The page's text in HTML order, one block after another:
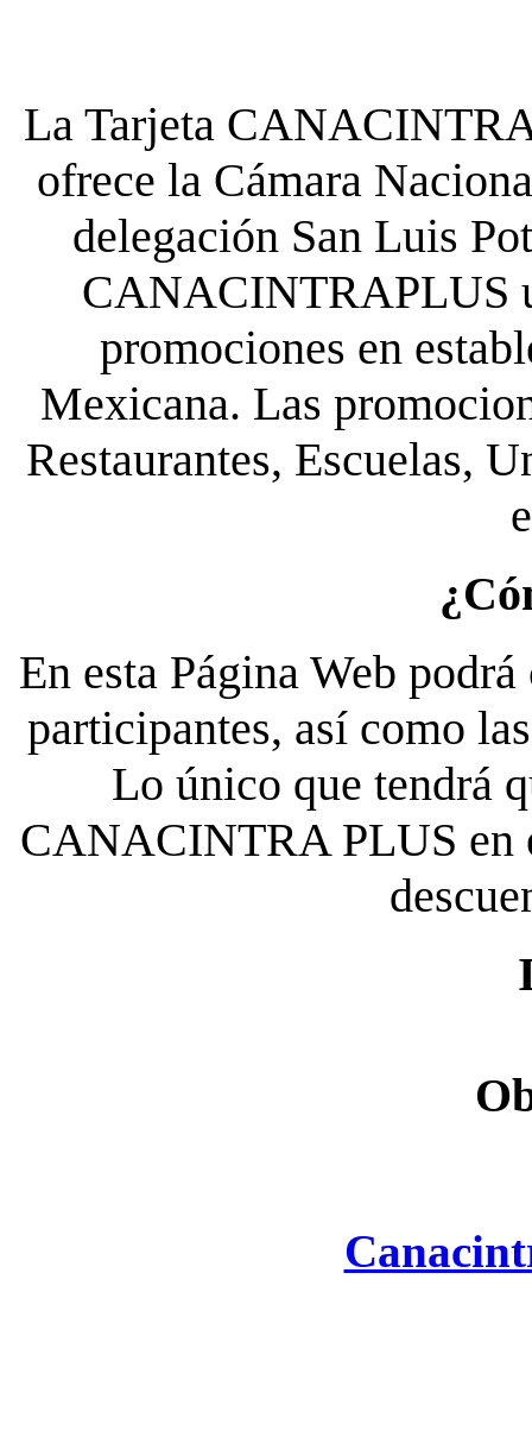
La Tarjeta
ofrece la Cámara
delegación San Luis
CANACINTRAPLUS
promociones en
Mexicana. Las
Restaurantes, Escuelas,
En esta Página Web
participantes, así como
Lo único que tendrá
CANACINTRA PLUS en